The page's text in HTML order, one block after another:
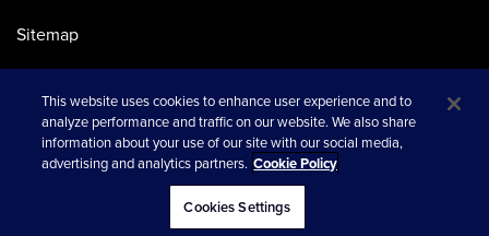
Sitemap
wird in einer neuen Registerkarte geöffnet
This website uses cookies to enhance user experience and to
analyze performance and traffic on our website. We also share
information about your use of our site with our social media,
advertising and analytics partners. Cookie Policy
Cookies Settings